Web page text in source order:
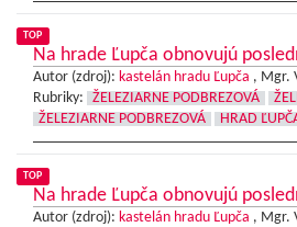
TOP
Na hrade Ľupča obnovujú
Autor (zdroj): kastelán hradu Ľupča , Mgr.
Rubriky:
ŽELEZIARNE PODBREZOVÁ
ŽELEZIARNE PODBREZOVÁ
HRAD
TOP
Na hrade Ľupča obnovujú
Autor (zdroj): kastelán hradu Ľupča , Mgr.